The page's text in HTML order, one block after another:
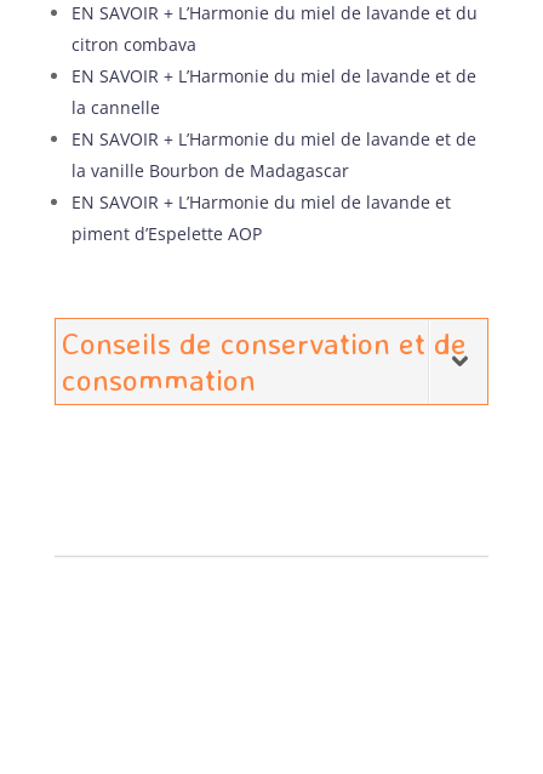
EN SAVOIR + L’Harmonie du miel de lavande et du
citron combava
EN SAVOIR + L’Harmonie du miel de lavande et de
la cannelle
EN SAVOIR + L’Harmonie du miel de lavande et de
la vanille Bourbon de Madagascar
EN SAVOIR + L’Harmonie du miel de lavande et
piment d’Espelette AOP
Conseils de conservation et de
consommation